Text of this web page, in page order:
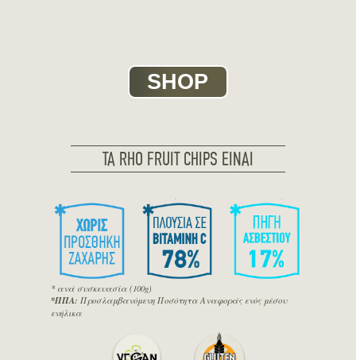
SHOP
ΤΑ RHO FRUIT CHIPS ΕΙΝΑΙ
* ανά συσκευασία (100g)
*ΠΠΑ: Προσλαμβανόμενη Ποσότητα Αναφοράς ενός μέσου
ενήλικα